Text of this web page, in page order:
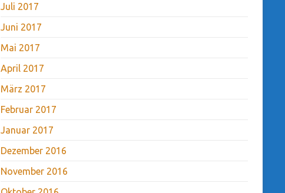
Juli 2017
Juni 2017
Mai 2017
April 2017
März 2017
Februar 2017
Januar 2017
Dezember 2016
November 2016